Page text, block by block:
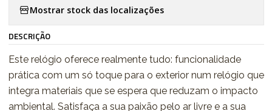
Mostrar stock das localizações
DESCRIÇÃO
Este relógio oferece realmente tudo: funcionalidade
prática com um só toque para o exterior num relógio que
integra materiais que se espera que reduzam o impacto
ambiental. Satisfaça a sua paixão pelo ar livre e a sua